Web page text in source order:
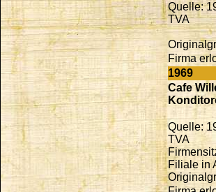
Quelle:
TVA
Firma
1969
Cafe
Quelle:
TVA
Filiale in